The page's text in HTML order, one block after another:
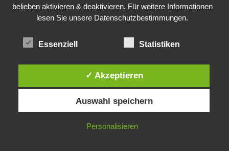
August 2015
September 2012
Juli 2012
März 2012
Diese Website verwendet Cookies. Durch die weitere Nutzung dieser
Website stimmst du der Verwendung von Cookies zu.
IN ORDNUNG
belieben aktivieren & deaktivieren. Für weitere Informationen
lesen Sie unsere Datenschutzbestimmungen.
Essenziell Statistiken
✓ Akzeptieren
Auswahl speichern
Personalisieren